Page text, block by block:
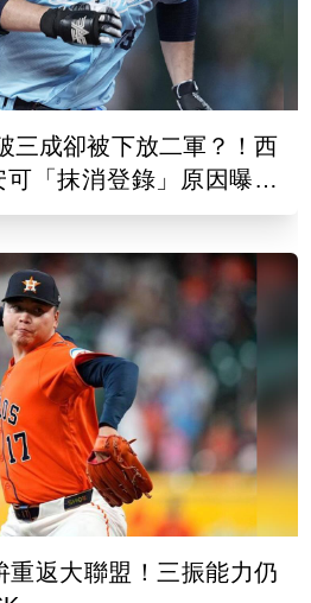
三成卻被下放二軍？！西
「抹消登錄」原因曝光
重返大聯盟！三振能力仍